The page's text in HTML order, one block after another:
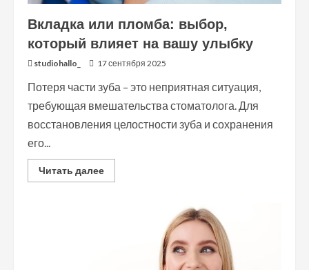
Вкладка или пломба: выбор,
который влияет на вашу улыбку
studiohallo_ 17 сентября 2025
Потеря части зуба – это неприятная ситуация,
требующая вмешательства стоматолога. Для
восстановления целостности зуба и сохранения
его...
Читать далееRead
more